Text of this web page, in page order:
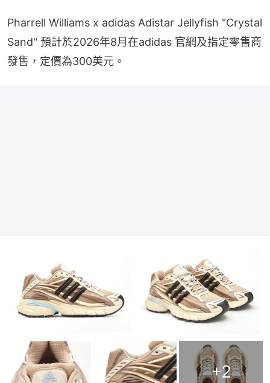
Pharrell Williams x adidas Adistar Jellyfish "Crystal
Sand" 預計於2026年8月在adidas 官網及指定零售商
發售，定價為300美元。
+2